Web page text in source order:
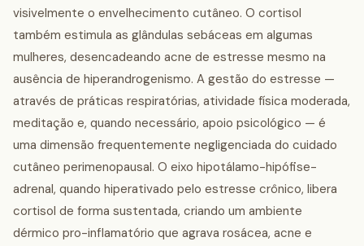
visivelmente o envelhecimento cutâneo. O cortisol
também estimula as glândulas sebáceas em algumas
mulheres, desencadeando acne de estresse mesmo na
ausência de hiperandrogenismo. A gestão do estresse —
através de práticas respiratórias, atividade física moderada,
meditação e, quando necessário, apoio psicológico — é
uma dimensão frequentemente negligenciada do cuidado
cutâneo perimenopausal. O eixo hipotálamo-hipófise-
adrenal, quando hiperativado pelo estresse crônico, libera
cortisol de forma sustentada, criando um ambiente
dérmico pro-inflamatório que agrava rosácea, acne e